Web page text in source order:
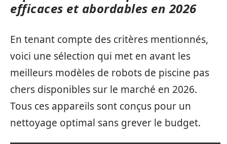
efficaces et abordables en 2026
En tenant compte des critères mentionnés,
voici une sélection qui met en avant les
meilleurs modèles de robots de piscine pas
chers disponibles sur le marché en 2026.
Tous ces appareils sont conçus pour un
nettoyage optimal sans grever le budget.